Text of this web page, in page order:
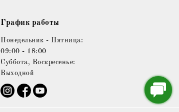
График работы
Понедельник - Пятница:
09:00 - 18:00
Суббота, Воскресенье:
Выходной